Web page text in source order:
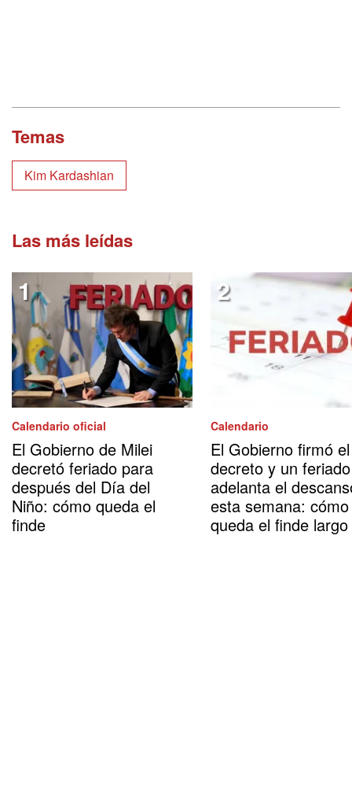
Temas
Kim Kardashian
Las más leídas
Calendario oficial
El Gobierno de Milei
decretó feriado para
después del Día del
Niño: cómo queda el
finde
Calendario
El Gobierno firmó el
decreto y un feriado
adelanta el
esta semana: cómo
queda el finde largo